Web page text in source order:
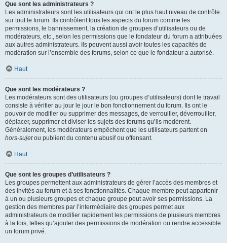
Que sont les administrateurs ?
Les administrateurs sont les utilisateurs qui ont le plus haut niveau de contrôle
sur tout le forum. Ils contrôlent tous les aspects du forum comme les
permissions, le bannissement, la création de groupes d’utilisateurs ou de
modérateurs, etc., selon les permissions que le fondateur du forum a attribuées
aux autres administrateurs. Ils peuvent aussi avoir toutes les capacités de
modération sur l’ensemble des forums, selon ce que le fondateur a autorisé.
Haut
Que sont les modérateurs ?
Les modérateurs sont des utilisateurs (ou groupes d’utilisateurs) dont le travail
consiste à vérifier au jour le jour le bon fonctionnement du forum. Ils ont le
pouvoir de modifier ou supprimer des messages, de verrouiller, déverrouiller,
déplacer, supprimer et diviser les sujets des forums qu’ils modèrent.
Généralement, les modérateurs empêchent que les utilisateurs partent en
hors-sujetou publient du contenu abusif ou offensant.
Haut
Que sont les groupes d’utilisateurs ?
Les groupes permettent aux administrateurs de gérer l’accès des membres et
des invités au forum et à ses fonctionnalités. Chaque membre peut appartenir
à un ou plusieurs groupes et chaque groupe peut avoir ses permissions. La
gestion des membres par l’intermédiaire des groupes permet aux
administrateurs de modifier rapidement les permissions de plusieurs membres
à la fois, telles qu’ajouter des permissions de modération ou rendre accessible
un forum privé.